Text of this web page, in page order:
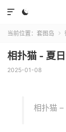


当前位置： 套图岛 
相扑猫 - 夏
2025-01-08
相扑猫 –